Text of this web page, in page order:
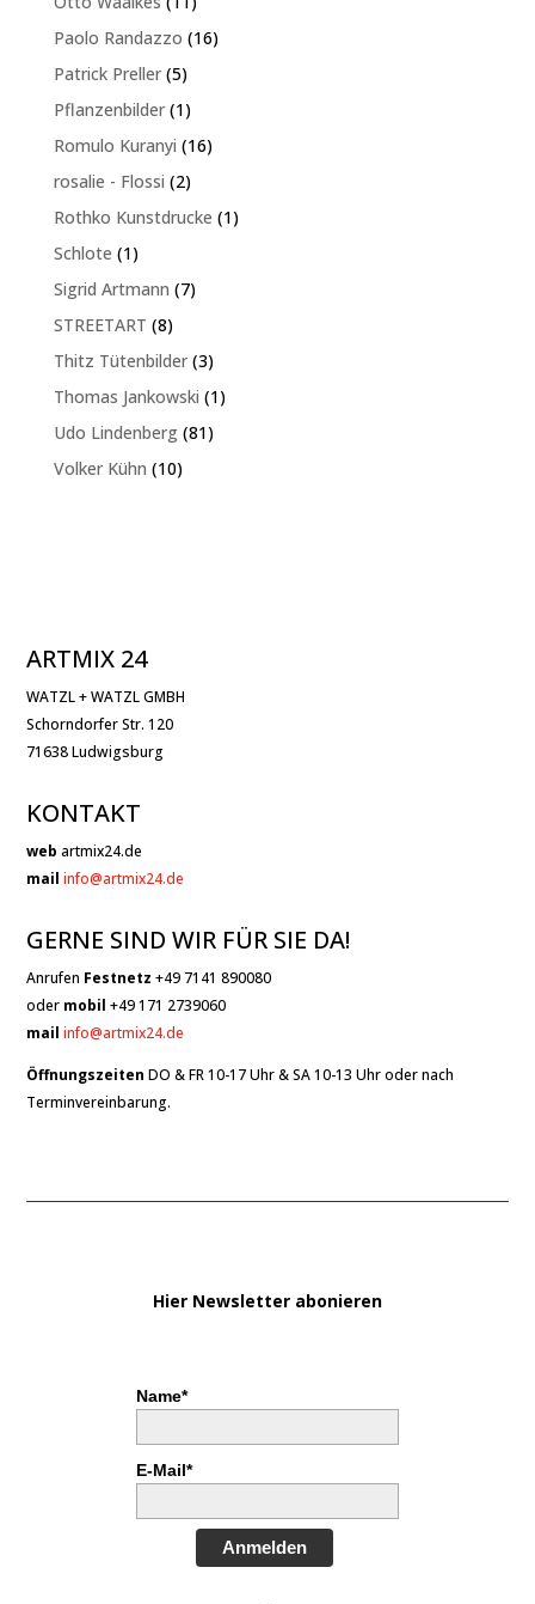
Produkte
Paolo Randazzo 1616
Patrick Preller 55
Produkte
Pflanzenbilder 11
Produkt
Romulo Kuranyi 1616
rosalie - Flossi 22
Produkte
Rothko Kunstdrucke 11
Schlote 11
Produkt
Sigrid Artmann 77
STREETART 88
Produkte
Thitz Tütenbilder 33
Produkte
Thomas Jankowski 11
Udo Lindenberg 8181
Volker Kühn 1010
ARTMIX 24
WATZL + WATZL GMBH
Schorndorfer Str. 120
71638 Ludwigsburg
KONTAKT
web artmix24.de
mail info@artmix24.de
GERNE SIND WIR FÜR SIE DA!
Anrufen Festnetz +49 7141 890080
oder mobil +49 171 2739060
mailinfo@artmix24.de
Öffnungszeiten DO & FR 10-17 Uhr & SA 10-13 Uhr oder nach
Terminvereinbarung.
Hier Newsletter abonieren
Name*
E-Mail*
Anmelden